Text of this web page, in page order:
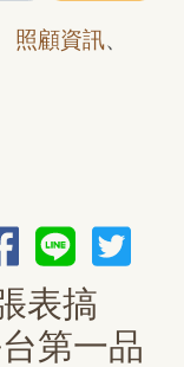
照顧資訊、
表搞
第一品